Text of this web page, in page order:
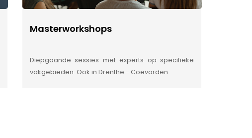
Masterworkshops
Diepgaande sessies met experts op specifieke
vakgebieden. Ook in Drenthe - Coevorden